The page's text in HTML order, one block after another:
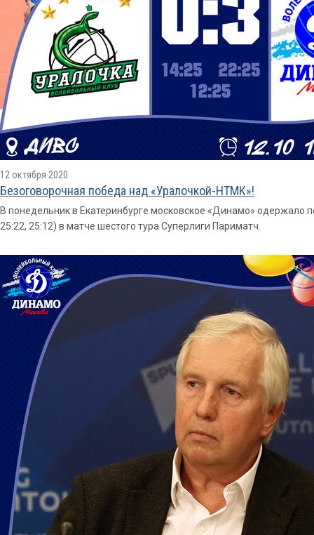
12 октября 2020
Безоговорочная победа над «Уралочкой-НТМК»!
В понедельник в Екатеринбурге московское «Динамо» одержало
25:22, 25:12) в матче шестого тура Суперлиги Париматч.